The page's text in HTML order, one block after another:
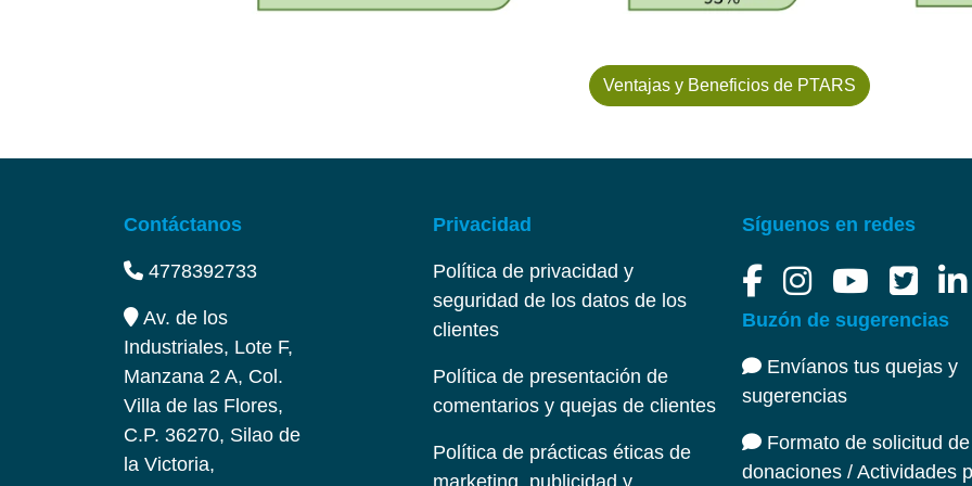
Ventajas y Beneficios de PTARS
Contáctanos
4778392733
Av. de los
Industriales, Lote F,
Manzana 2 A, Col.
Villa de las Flores,
C.P. 36270, Silao de
la Victoria,
Privacidad
Política de privacidad y
seguridad de los datos de los
clientes
Política de presentación de
comentarios y quejas de clientes
Política de prácticas éticas de
marketing, publicidad y
Síguenos en redes
Buzón de sugerencias
Envíanos tus quejas y
sugerencias
Formato de solicitud de
donaciones / Actividades